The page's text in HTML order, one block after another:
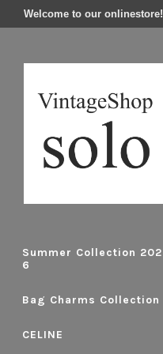
Welcome to our onlinestore!
Summer Collection 202
6
Bag Charms Collection
CELINE